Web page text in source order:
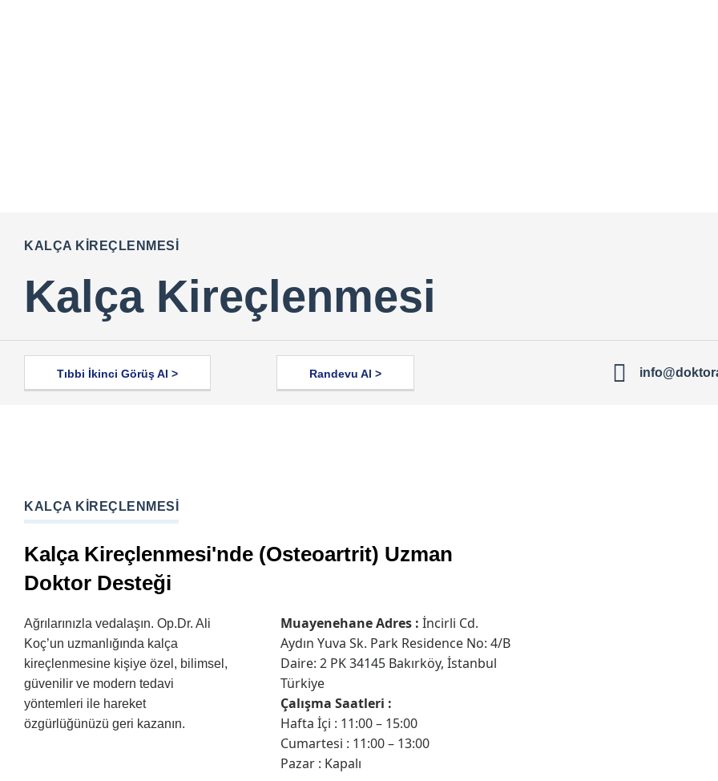
KALÇA KIREÇLENMESI
Kalça Kireçlenmesi
Tıbbi İkinci Görüş Al > Randevu Al >
KALÇA KIREÇLENMESI
Kalça Kireçlenmesi'nde (Osteoartrit) Uzman
Doktor Desteği
Ağrılarınızla vedalaşın. Op.Dr. Ali
Koç’un uzmanlığında kalça
kireçlenmesine kişiye özel, bilimsel,
güvenilir ve modern tedavi
yöntemleri ile hareket
özgürlüğünüzü geri kazanın.
Muayenehane Adres : İncirli Cd.
Aydın Yuva Sk. Park Residence No: 4/B
Daire: 2 PK 34145 Bakırköy, İstanbul
Türkiye
Çalışma Saatleri :
Hafta İçi : 11:00 – 15:00
Cumartesi : 11:00 – 13:00
Pazar : Kapalı